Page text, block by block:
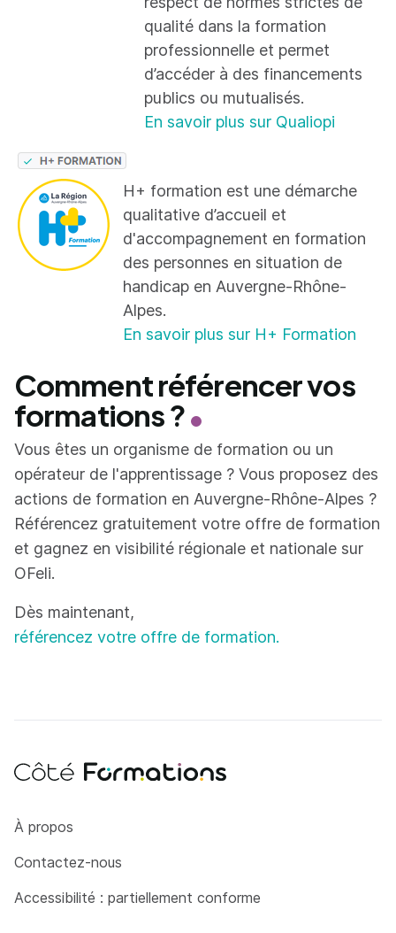
qualité dans la formation
professionnelle et permet
d’accéder à des financements
publics ou mutualisés.
En savoir plus sur Qualiopi
H+ formation est une démarche
qualitative d’accueil et
d'accompagnement en formation
des personnes en situation de
handicap en Auvergne-Rhône-
Alpes.
En savoir plus sur H+ Formation
Comment référencer vos
formations ?
Vous êtes un organisme de formation ou un
opérateur de l'apprentissage ? Vous proposez des
actions de formation en Auvergne-Rhône-Alpes ?
Référencez gratuitement votre offre de formation
et gagnez en visibilité régionale et nationale sur
OFeli.
Dès maintenant,
référencez votre offre de formation.
Côté Formations
À propos
Contactez-nous
Accessibilité : partiellement conforme